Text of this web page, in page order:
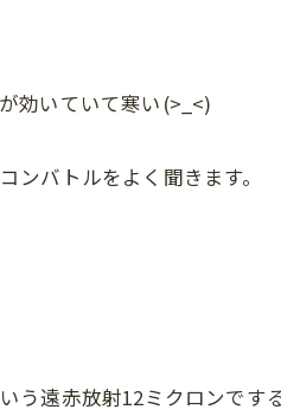
効いていて寒い(>_<)
バトルをよく聞きます。
う遠赤放射12ミクロンです